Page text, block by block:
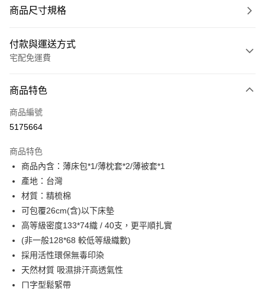
商品尺寸規格
付款與運送方式
宅配免運費
信用卡一次付款
超商取貨付款
Apple Pay
街口支付
悠遊付
全盈+PAY
ATM付款
運送方式
商品特色
商品編號
5175664
商品特色
商品內含：薄床包*1/薄枕套*2/薄被套*1
產地：台灣
材質：精梳棉
可包覆26cm(含)以下床墊
高等級密度133*74織 / 40支，更平順扎實
(非一般128*68 較低等級織數)
採用活性環保無毒印染
天然材質 吸濕排汗高透氣性
ㄇ字型鬆緊帶